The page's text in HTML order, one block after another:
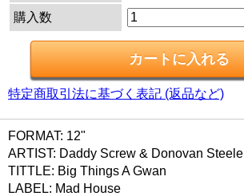
購入数
特定商取引法に基づく表記 (返品など)
FORMAT: 12"
ARTIST: Daddy Screw & Donovan Steele
TITTLE: Big Things A Gwan
LABEL: Mad House